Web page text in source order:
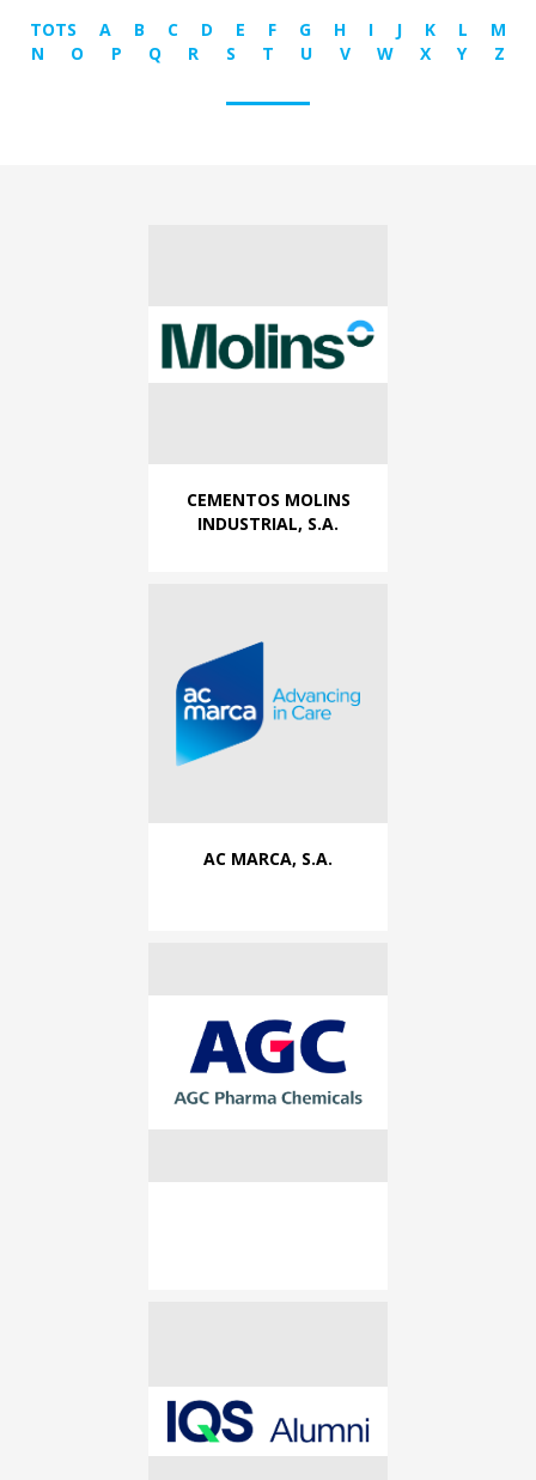
TOTS A B C D E F G H I J K L
M
N
O P Q R S T U V W X Y Z
CEMENTOS MOLINS
INDUSTRIAL, S.A.
AC MARCA, S.A.